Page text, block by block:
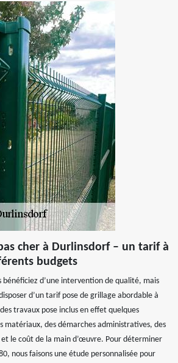
cher à Durlinsdorf – un tarif à
budgets
bénéficiez d’une intervention de qualité, mais
d’un tarif pose de grillage abordable à
travaux pose inclus en effet quelques
matériaux, des démarches administratives, des
le coût de la main d’œuvre. Pour déterminer
nous faisons une étude personnalisée pour